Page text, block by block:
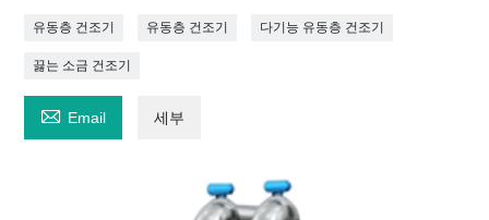
유동층 건조기 유동층 건조기 다기능 유동층 건조기
끓는 소금 건조기
 Email 세부